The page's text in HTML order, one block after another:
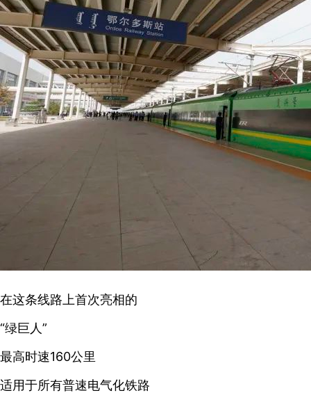
在这条线路上首次亮相的
“绿巨人”
最高时速160公里
适用于所有普速电气化铁路